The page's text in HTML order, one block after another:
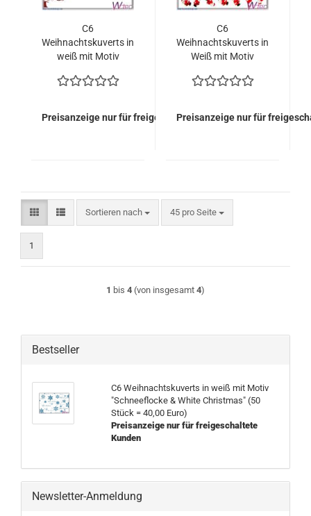
C6
Weihnachtskuverts in
weiß mit Motiv
Weihnachtsbaum"
Euro)
Preisanzeige nur für freigeschaltete Kunden
C6
Weihnachtskuverts in
Weiß mit Motiv
Stück = 40 Euro)
Preisanzeige nur für
Sortieren nach
Sortieren nach 45 pro Seite
pro Seite
1
1 bis 4 (von insgesamt 4)
Bestseller
C6 Weihnachtskuverts in weiß mit Motiv
"Schneeflocke & White Christmas" (50
Stück = 40,00 Euro)
Preisanzeige nur für freigeschaltete
Kunden
Newsletter-Anmeldung